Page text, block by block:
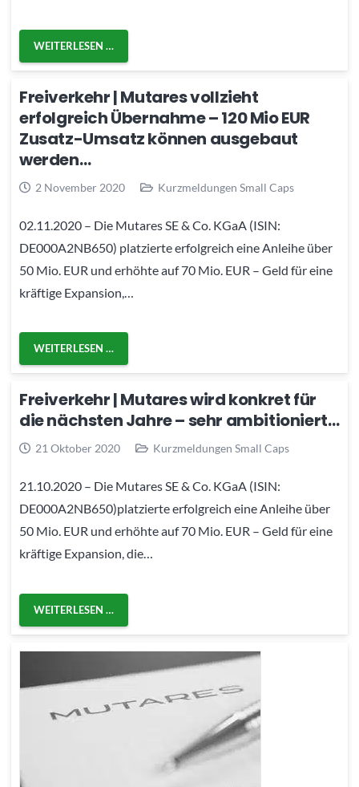
WEITERLESEN …
Freiverkehr | Mutares vollzieht
erfolgreich Übernahme – 120 Mio EUR
Zusatz-Umsatz können ausgebaut
werden…
2 November 2020 Kurzmeldungen Small Caps
02.11.2020 – Die Mutares SE & Co. KGaA (ISIN:
DE000A2NB650) platzierte erfolgreich eine Anleihe über
50 Mio. EUR und erhöhte auf 70 Mio. EUR – Geld für eine
kräftige Expansion,…
WEITERLESEN …
Freiverkehr | Mutares wird konkret für
die nächsten Jahre – sehr ambitioniert…
21 Oktober 2020 Kurzmeldungen Small Caps
21.10.2020 – Die Mutares SE & Co. KGaA (ISIN:
DE000A2NB650)platzierte erfolgreich eine Anleihe über
50 Mio. EUR und erhöhte auf 70 Mio. EUR – Geld für eine
kräftige Expansion, die…
WEITERLESEN …